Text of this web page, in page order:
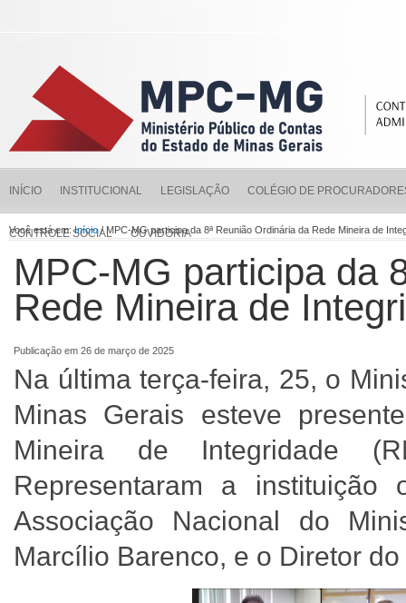
INÍCIO INSTITUCIONAL LEGISLAÇÃO COLÉGIO DE
CONTROLE SOCIAL OUVIDORIA
Você está em:Início/ MPC-MG participa da 8ª Reunião Ordinária da Rede Mineira de
MPC-MG participa da
Rede Mineira de
Publicação em 26 de março de 2025
Na última terça-feira, 25, o
Minas Gerais esteve
Mineira de Integridade
Representaram a instituição
Associação Nacional do
Marcílio Barenco, e o Diretor